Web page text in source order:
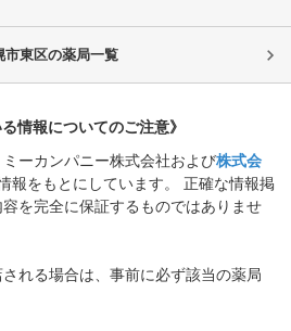
市東区の薬局一覧
る情報についてのご注意》
ーカンパニー株式会社および株式会
報をもとにしています。 正確な情報掲
を完全に保証するものではありませ
れる場合は、事前に必ず該当の薬局